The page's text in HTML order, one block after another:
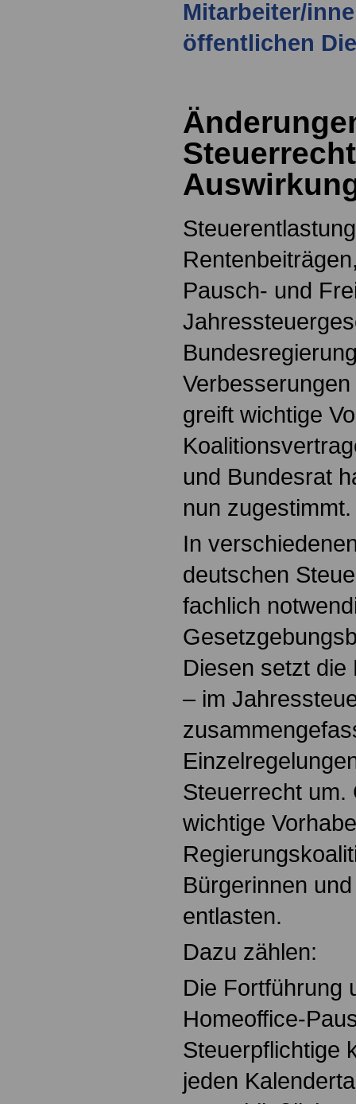
Mitarbeiter/
öffentlichen
Pausch- und
greift wichtige
und Bundesrat
nun zugestimmt.
In
deutschen
fachlich
Diesen setzt die
– im
Steuerrecht um.
wichtige
Bürgerinnen
entlasten.
Dazu zählen:
Die Fortführung
Homeoffice-
Steuerpflichtige
jeden